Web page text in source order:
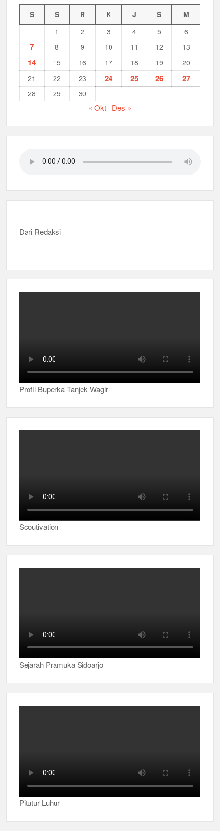
S S R K J S
M
1
2 3 4 5 6
7 8 9 10 11 12 13
14 15 16 17 18 19
20
21
22 23 24 25 26 27
28 29 30
« Okt Des »
Dari Redaksi
Profil Buperka Tanjek Wagir
Scoutivation
Sejarah Pramuka Sidoarjo
Pitutur Luhur